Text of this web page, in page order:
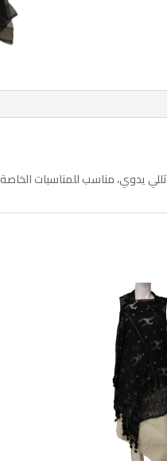
مناسب للمناسبات الخاصة